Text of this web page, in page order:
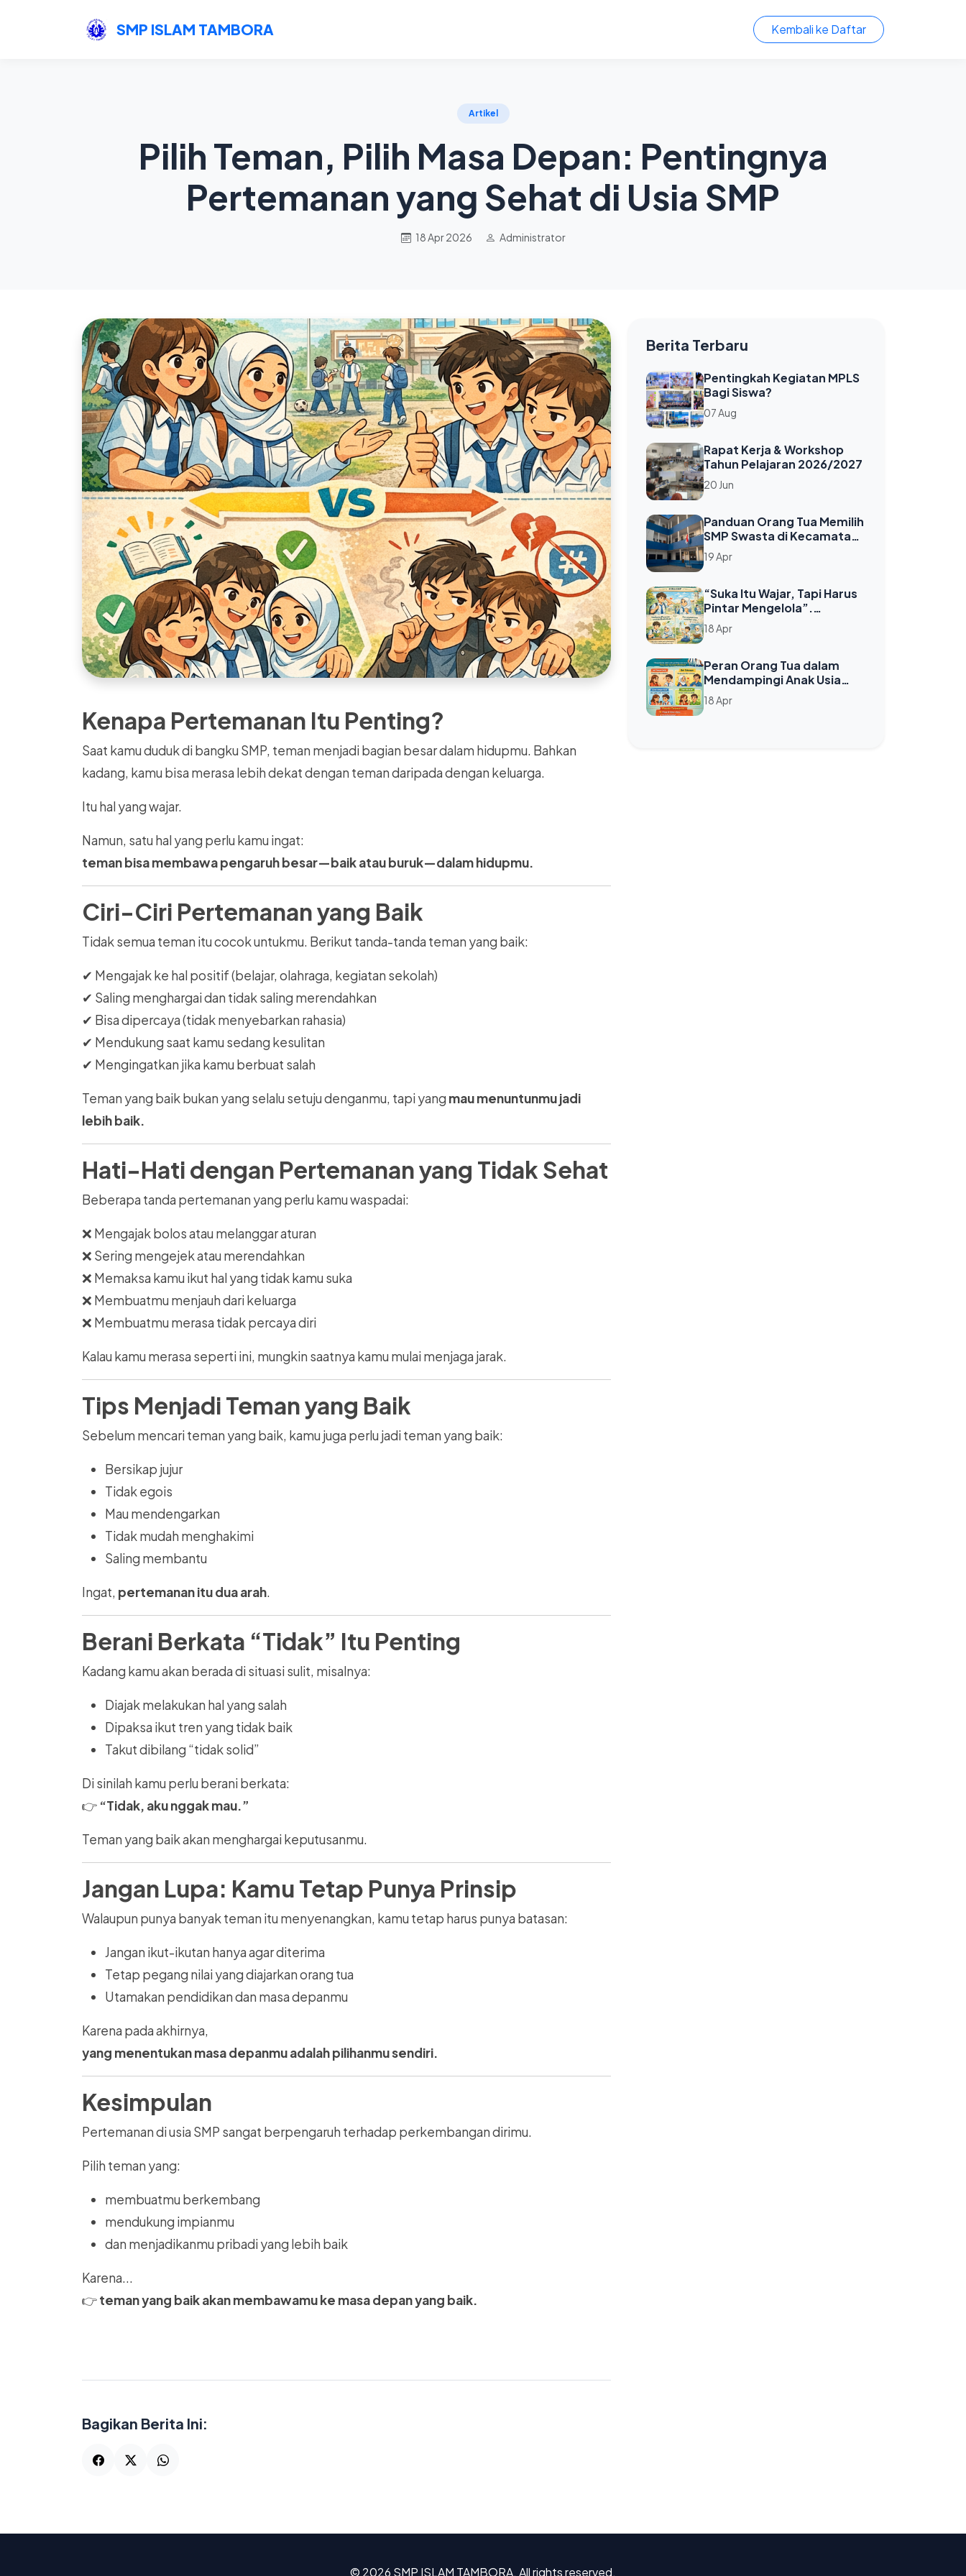
SMP ISLAM TAMBORA Kembali ke Daftar
Artikel
Pilih Teman, Pilih Masa Depan: Pentingnya
Pertemanan yang Sehat di Usia SMP
18 Apr 2026 Administrator
Kenapa Pertemanan Itu Penting?
Saat kamu duduk di bangku SMP, teman menjadi bagian besar dalam hidupmu. Bahkan
kadang, kamu bisa merasa lebih dekat dengan teman daripada dengan keluarga.
Itu hal yang wajar.
Namun, satu hal yang perlu kamu ingat:
teman bisa membawa pengaruh besar—baik atau buruk—dalam hidupmu.
Ciri-Ciri Pertemanan yang Baik
Tidak semua teman itu cocok untukmu. Berikut tanda-tanda teman yang baik:
✔ Mengajak ke hal positif (belajar, olahraga, kegiatan sekolah)
✔ Saling menghargai dan tidak saling merendahkan
✔ Bisa dipercaya (tidak menyebarkan rahasia)
✔ Mendukung saat kamu sedang kesulitan
✔ Mengingatkan jika kamu berbuat salah
Teman yang baik bukan yang selalu setuju denganmu, tapi yang mau menuntunmu jadi
lebih baik.
Hati-Hati dengan Pertemanan yang Tidak Sehat
Beberapa tanda pertemanan yang perlu kamu waspadai:
❌ Mengajak bolos atau melanggar aturan
❌ Sering mengejek atau merendahkan
❌ Memaksa kamu ikut hal yang tidak kamu suka
❌ Membuatmu menjauh dari keluarga
❌ Membuatmu merasa tidak percaya diri
Kalau kamu merasa seperti ini, mungkin saatnya kamu mulai menjaga jarak.
Tips Menjadi Teman yang Baik
Sebelum mencari teman yang baik, kamu juga perlu jadi teman yang baik:
Bersikap jujur
Tidak egois
Mau mendengarkan
Tidak mudah menghakimi
Saling membantu
Ingat, pertemanan itu dua arah.
Berani Berkata “Tidak” Itu Penting
Kadang kamu akan berada di situasi sulit, misalnya:
Diajak melakukan hal yang salah
Dipaksa ikut tren yang tidak baik
Takut dibilang “tidak solid”
Di sinilah kamu perlu berani berkata:
👉 “Tidak, aku nggak mau.”
Teman yang baik akan menghargai keputusanmu.
Jangan Lupa: Kamu Tetap Punya Prinsip
Walaupun punya banyak teman itu menyenangkan, kamu tetap harus punya batasan:
Jangan ikut-ikutan hanya agar diterima
Tetap pegang nilai yang diajarkan orang tua
Utamakan pendidikan dan masa depanmu
Karena pada akhirnya,
yang menentukan masa depanmu adalah pilihanmu sendiri.
Kesimpulan
Pertemanan di usia SMP sangat berpengaruh terhadap perkembangan dirimu.
Pilih teman yang:
membuatmu berkembang
mendukung impianmu
dan menjadikanmu pribadi yang lebih baik
Karena...
👉teman yang baik akan membawamu ke masa depan yang baik.
Bagikan Berita Ini:
Berita Terbaru
Pentingkah Kegiatan MPLS
Bagi Siswa?
07 Aug
Rapat Kerja & Workshop
Tahun Pelajaran 2026/2027
20 Jun
Panduan Orang Tua Memilih
SMP Swasta di Kecamatan
Tambora Jakarta Barat
19 Apr
“Suka Itu Wajar, Tapi Harus
Pintar Mengelola”.
Memahami Perasaan Suka
pada Lawan Jenis di Usia
18 Apr
Peran Orang Tua dalam
Mendampingi Anak Usia
SMP di Masa Pubertas
18 Apr
© 2026 SMP ISLAM TAMBORA. All rights reserved.